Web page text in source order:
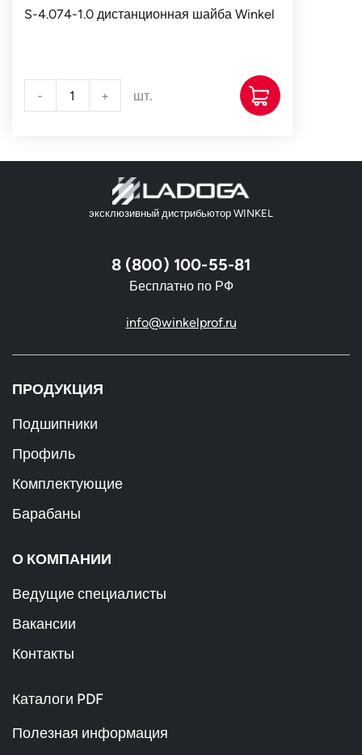
S-4.074-1.0 дистанционная шайба Winkel
- + шт.
эксклюзивный дистрибьютор WINKEL
8 (800) 100-55-81
Бесплатно по РФ
info@winkelprof.ru
ПРОДУКЦИЯ
Подшипники
Профиль
Комплектующие
Барабаны
О КОМПАНИИ
Ведущие специалисты
Вакансии
Контакты
Каталоги PDF
Полезная информация